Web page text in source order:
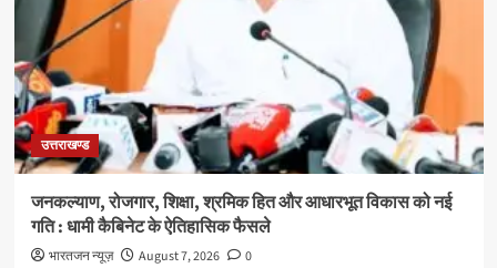
उत्तराखण्ड
जनकल्याण, रोजगार, शिक्षा, श्रमिक हित और आधारभूत विकास को नई
गति : धामी कैबिनेट के ऐतिहासिक फैसले
भारतजन न्यूज़ August 7, 2026 0